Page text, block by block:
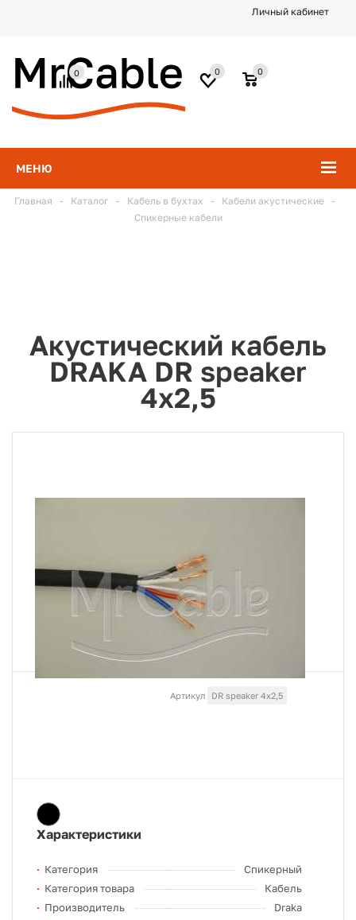
Личный кабинет
МЕНЮ
0
0
0
Главная - Каталог - Кабель в бухтах - Кабели акустические
-
Спикерные кабели
Акустический кабель
DRAKA DR speaker
4х2,5
Артикул DR speaker 4х2,5
Характеристики
Категория
Спикерный
Категория товара
Кабель
Производитель
Draka